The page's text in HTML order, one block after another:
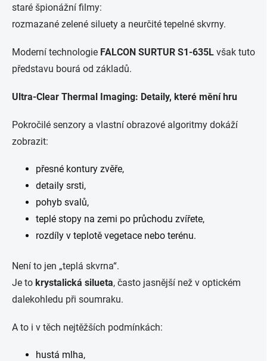
staré špionážní filmy:
rozmazané zelené siluety a neurčité tepelné skvrny.
Moderní technologie FALCON SURTUR S1-635L však tuto
představu bourá od základů.
Ultra-Clear Thermal Imaging: Detaily, které mění hru
Pokročilé senzory a vlastní obrazové algoritmy dokáží
zobrazit:
přesné kontury zvěře,
detaily srsti,
pohyb svalů,
teplé stopy na zemi po průchodu zvířete,
rozdíly v teplotě vegetace nebo terénu.
Není to jen „teplá skvrna“.
Je to krystalická silueta, často jasnější než v optickém
dalekohledu při soumraku.
A to i v těch nejtěžších podmínkách:
hustá mlha,